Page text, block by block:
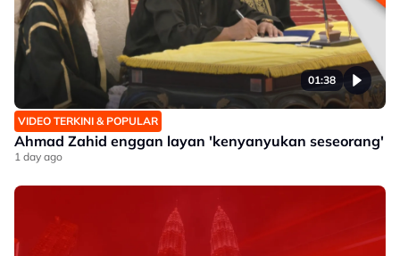
01:38
VIDEO TERKINI & POPULAR
Ahmad Zahid enggan layan 'kenyanyukan seseorang'
1 day ago